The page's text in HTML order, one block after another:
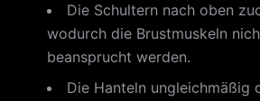
Die Schultern nach oben
wodurch die Brustmuskeln
beansprucht werden.
Die Hanteln ungleichmäßig